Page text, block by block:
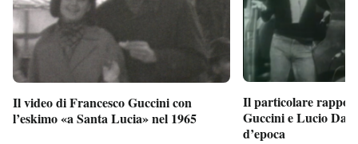
Il video di Francesco Guccini con
l’eskimo «a Santa Lucia» nel 1965
Il particolare
Guccini e Lucio
d’epoca